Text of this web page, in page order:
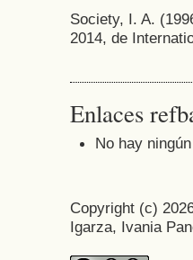
Society, I. A.
2014, de
Enlaces
No hay
Copyright (c)
Igarza, Ivania